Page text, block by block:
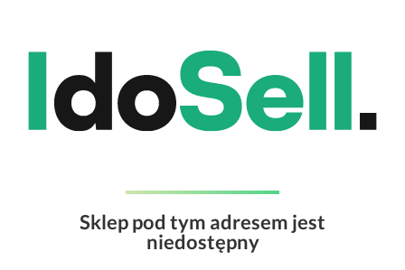
Sklep pod tym adresem jest
niedostępny